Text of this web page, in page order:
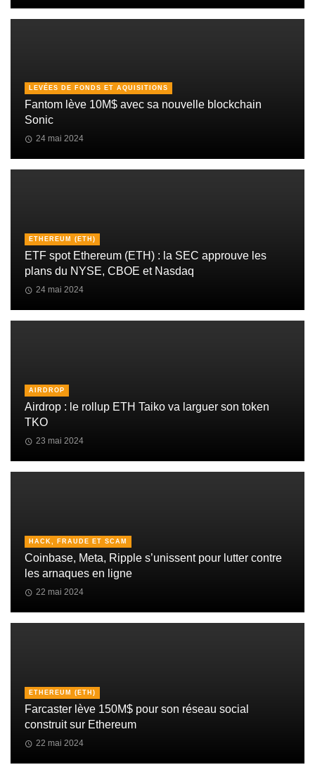
LEVÉES DE FONDS ET AQUISITIONS
Fantom lève 10M$ avec sa nouvelle blockchain
Sonic
24 mai 2024
ETHEREUM (ETH)
ETF spot Ethereum (ETH) : la SEC approuve les
plans du NYSE, CBOE et Nasdaq
24 mai 2024
AIRDROP
Airdrop : le rollup ETH Taiko va larguer son token
TKO
23 mai 2024
HACK, FRAUDE ET SCAM
Coinbase, Meta, Ripple s’unissent pour lutter contre
les arnaques en ligne
22 mai 2024
ETHEREUM (ETH)
Farcaster lève 150M$ pour son réseau social
construit sur Ethereum
22 mai 2024